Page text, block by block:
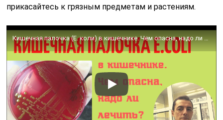
прикасайтесь к грязным предметам и растениям.
Кишечная палочка (Е. коли) в кишечнике. Чем опасна, надо ли лечить? (вопросы от подписчиков)